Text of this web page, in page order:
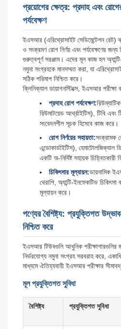
প্রয়োগের ক্ষেত্র: প্রদাহ এবং রোগের
পর্যবেক্ষণ
ইএসআর (এরিথ্রোসাইট সেডিমেন্টেশন রেট)
ও সংক্রমণ রোগ নির্ণয় এবং পর্যবেক্ষণের জন্য
গুরুত্বপূর্ণ সরঞ্জাম। এদের মূল কাজ হল
নমুনা সংগ্রহকে মানসম্মত করা, যা
সঠিক পরিমাপ নিশ্চিত করে।
ক্লিনিক্যাল ডায়াগনস্টিক্সে, ইএসআর পরীক্ষা
প্রদাহ রোগ পর্যবেক্ষণ:
রিউমাটয়েড আর্থ্রাইটিস), টিবি এবং
সংবেদনশীল সূচক হিসেবে কাজ করে।
রোগ নির্ণয়ের সহায়তা:সংক্রামক
এন্ডোকার্ডাইটিস), হেমাটোলজিক্যাল
একটি অ-নির্দিষ্ট সহায়ক চিহ্নিতকারী
চিকিৎসার মূল্যায়ন:ডায়নামিক
থেরাপি, অ্যান্টি-ইনফেকটিভ চিকিৎসা
মূল্যায়ন করে।
পণ্যের বৈশিষ্ট্য: প্রযুক্তিগত
নিশ্চিত করে
ইএসআর টিউবগুলি আধুনিক পরীক্ষাগারগুলির
নির্ভরযোগ্য নমুনা সংগ্রহ সরবরাহ করে,
মাধ্যমে ঐতিহ্যবাহী ইএসআর পরীক্ষার
মূল প্রযুক্তিগত সুবিধা
বৈশিষ্ট্য প্রযুক্তিগত সুবিধা